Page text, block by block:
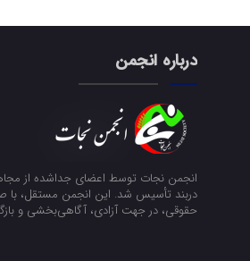
درباره انجمن
انجمن نجات توسط اعضای جداشده از
دربند تأسیس شد. این انجمن مستقل، با
حقوقی، در جهت آزادی، آگاهی‌بخشی و